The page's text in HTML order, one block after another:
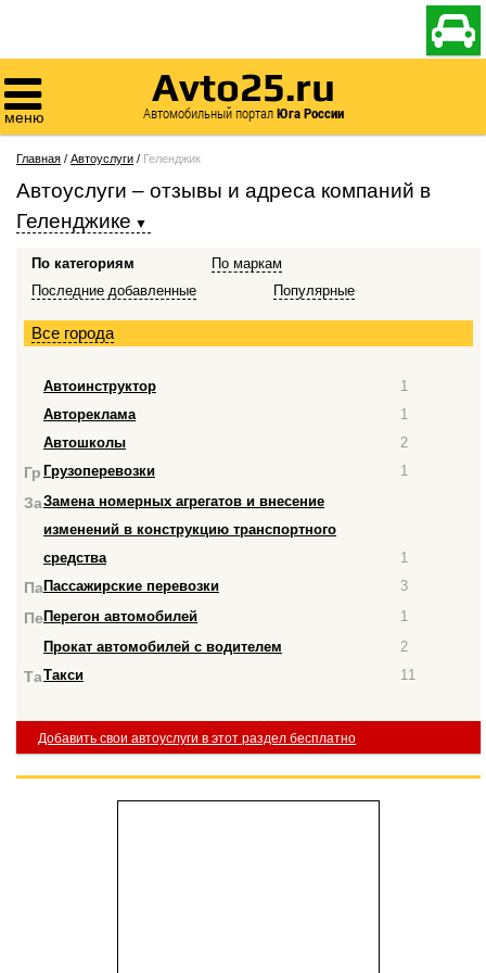


меню
Avto25.ru
Автомобильный порталЮга России
Главная / Автоуслуги / Геленджик
Автоуслуги – отзывы и адреса компаний в
Геленджике
По категориям
По маркам
Последние добавленные
Популярные
Все города
Автоинструктор
1
Автореклама
1
Автошколы
2
Гр Грузоперевозки 1
ЗаЗамена номерных агрегатов и внесение
изменений в конструкцию транспортного
средства
1
ПаПассажирские перевозки 3
ПеПерегон автомобилей
1
Прокат автомобилей с водителем
2
ТаТакси 11
Добавить свои автоуслуги в этот раздел бесплатно